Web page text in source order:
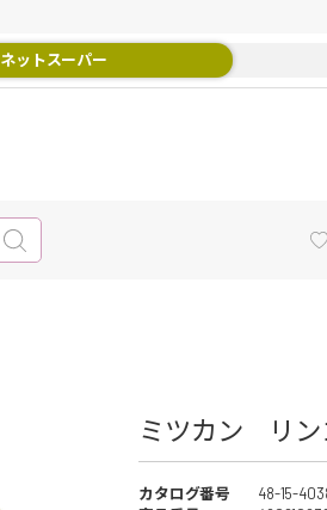
ネットスーパー
ミツカン リ
カタログ番号
48-15-